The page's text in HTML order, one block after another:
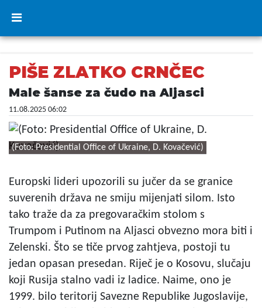
PIŠE ZLATKO CRNČEC
Male šanse za čudo na Aljasci
11.08.2025 06:02
(Foto: Presidential Office of Ukraine, D. Kovačević)
Europski lideri upozorili su jučer da se granice
suverenih država ne smiju mijenjati silom. Isto
tako traže da za pregovaračkim stolom s
Trumpom i Putinom na Aljasci obvezno mora biti i
Zelenski. Što se tiče prvog zahtjeva, postoji tu
jedan opasan presedan. Riječ je o Kosovu, slučaju
koji Rusija stalno vadi iz ladice. Naime, ono je
1999. bilo teritorij Savezne Republike Jugoslavije,